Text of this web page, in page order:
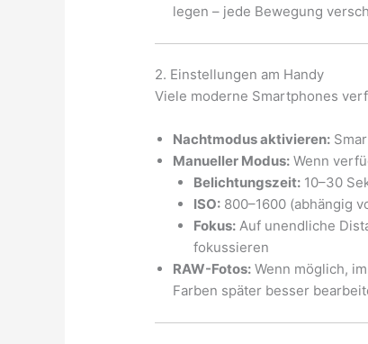
legen – jede Bewegung
2. Einstellungen am Handy
Viele moderne Smartphones
Nachtmodus aktivieren:
Manueller Modus: Wenn
Belichtungszeit:10–30
ISO:800–1600 (abhängig
Fokus:Auf unendliche
fokussieren
RAW-Fotos: Wenn möglich,
Farben später besser